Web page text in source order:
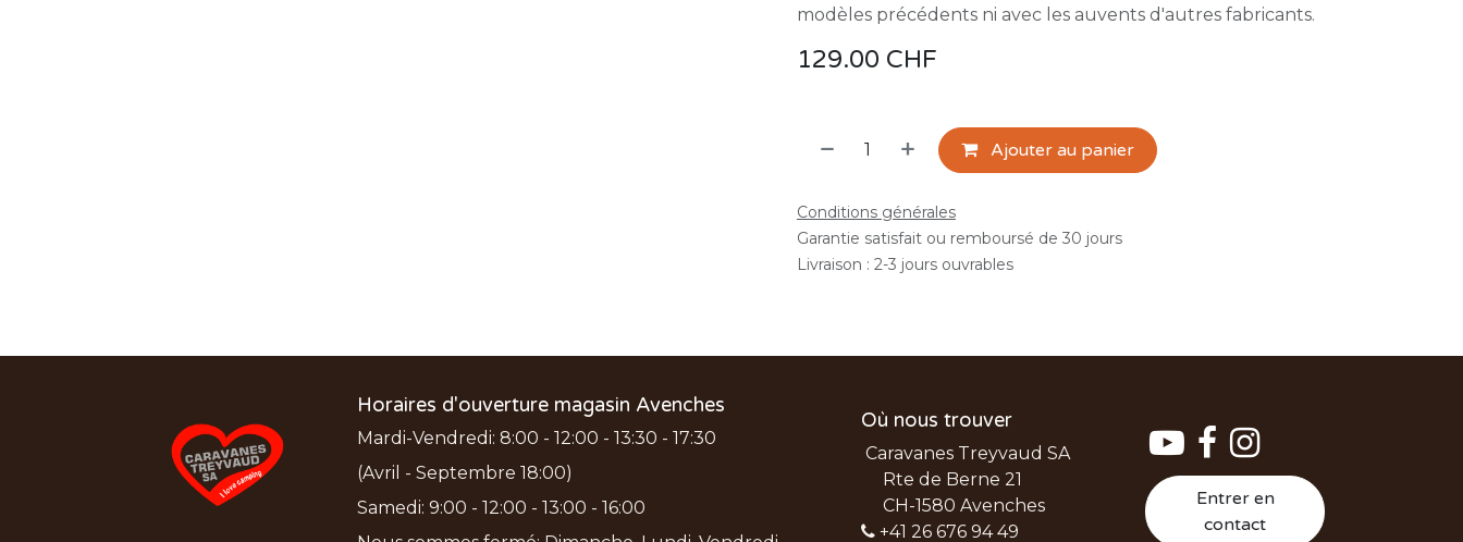
modèles précédents ni avec les auvents d'autres fabricants.
129.00 CHF
Ajouter au panier
Conditions générales
Garantie satisfait ou remboursé de 30 jours
Livraison : 2-3 jours ouvrables
Entrer en
contact
Horaires d'ouverture magasin Avenches
Mardi-Vendredi: 8:00 - 12:00 - 13:30 - 17:30
(Avril - Septembre 18:00)
Samedi: 9:00 - 12:00 - 13:00 - 16:00
Où nous trouver
Caravanes Treyvaud SA
Rte de Berne 21
CH-1580 Avenches
+41 26 676 94 49